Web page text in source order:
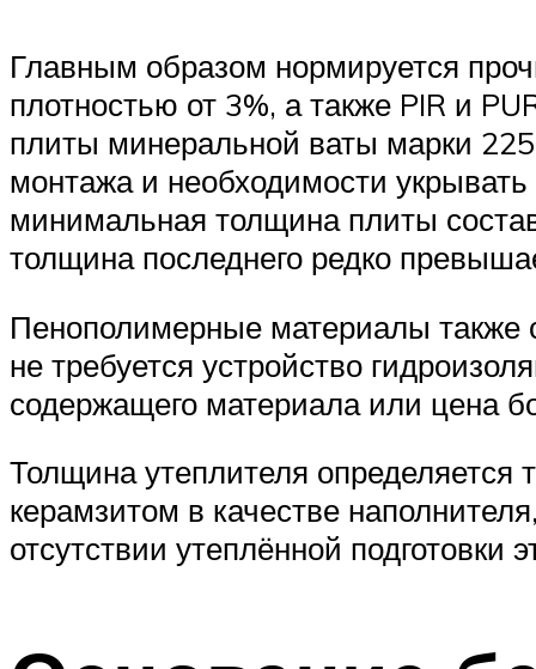
Главным образом нормируется
плотностью от 3%, а также PIR и
плиты минеральной ваты марки
монтажа и необходимости
минимальная толщина плиты
толщина последнего редко
Пенополимерные материалы также
не требуется устройство
содержащего материала или цена
Толщина утеплителя определяется
керамзитом в качестве
отсутствии утеплённой подготовки